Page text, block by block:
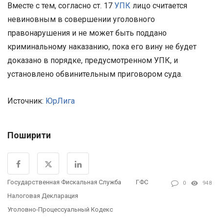
Вместе с тем, согласно ст. 17 УПК лицо считается
невиновным в совершении уголовного
правонарушения и не может быть поддано
криминальному наказанию, пока его вину не будет
доказано в порядке, предусмотренном УПК, и
установлено обвинительным приговором суда.
Источник: ЮрЛига
Поширити
Государственная Фискальная Служба
ГФС
Налоговая Декларация
Уголовно-Процессуальный Кодекс
0 948